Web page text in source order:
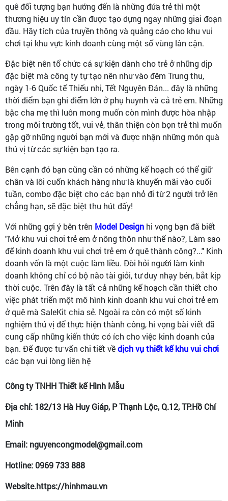
quê đối tượng bạn hướng đến là những đứa trẻ thì một
thương hiệu uy tín cần được tạo dựng ngay những giai đoạn
đầu. Hãy tích của truyền thông và quảng cáo cho khu vui
chơi tại khu vực kinh doanh cùng một số vùng lân cận.
Đặc biệt nên tổ chức cá sự kiện dành cho trẻ ở những dịp
đặc biệt mà công ty tự tạo nên như vào đêm Trung thu,
ngày 1-6 Quốc tế Thiếu nhi, Tết Nguyên Đán... đây là những
thời điểm bạn ghi điểm lớn ở phụ huynh và cả trẻ em. Những
bậc cha mẹ thì luôn mong muốn còn mình được hòa nhập
trong môi trường tốt, vui vẻ, thân thiện còn bọn trẻ thì muốn
gặp gỡ những người bạn mới và được nhận những món quà
thú vị từ các sự kiện bạn tạo ra.
Bên cạnh đó bạn cũng cần có những kế hoạch có thể giữ
chân và lôi cuốn khách hàng như là khuyến mãi vào cuối
tuần, combo đặc biệt cho các bạn nhỏ đi từ 2 người trở lên
chẳng hạn, sẽ đặc biệt thu hút đấy!
Với những gợi ý bên trên Model Design hi vọng bạn đã biết
"Mở khu vui chơi trẻ em ở nông thôn như thế nào?, Làm sao
để kinh doanh khu vui chơi trẻ em ở quê thành công?..." Kinh
doanh vốn là một cuộc làm liều. Đòi hỏi người làm kinh
doanh không chỉ có bộ não tài giỏi, tư duy nhạy bén, bắt kịp
thời cuộc. Trên đây là tất cả những kế hoạch cần thiết cho
việc phát triển một mô hình kinh doanh khu vui chơi trẻ em
ở quê mà SaleKit chia sẻ. Ngoài ra còn có một số kinh
nghiệm thú vị để thực hiện thành công, hi vọng bài viết đã
cung cấp những kiến thức có ích cho việc kinh doanh của
bạn. Để được tư vấn chi tiết vềdịch vụ thiết kế khu vui chơi
các bạn vui lòng liên hệ
Công ty TNHH Thiết kế Hình Mẫu
Địa chỉ: 182/13 Hà Huy Giáp, P Thạnh Lộc, Q.12, TP.Hồ Chí
Minh
Email: nguyencongmodel@gmail.com
Hotline: 0969 733 888
Website.https://hinhmau.vn